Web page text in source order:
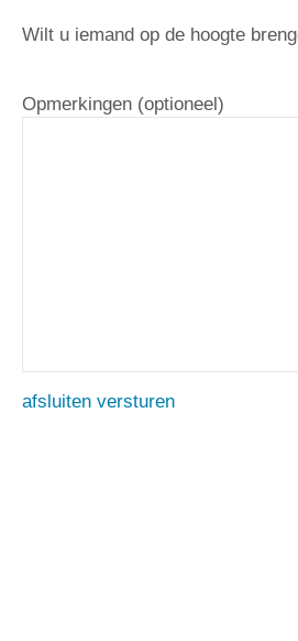
Wilt u iemand op de hoogte
Opmerkingen (optioneel)
afsluiten versturen